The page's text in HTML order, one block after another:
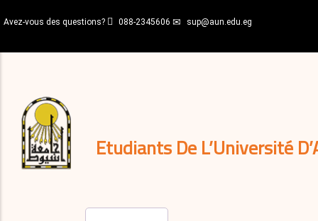
au
principal
Avez-vous des questions? 088-2345606 sup@aun.edu.eg
Etudiants De L’Université
décisions
Expatriés
Journal